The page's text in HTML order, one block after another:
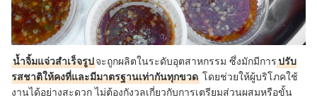
น้ำจิ้มแจ่วสำเร็จรูปจะถูกผลิตในระดับอุตสาหกรรม ซึ่งมักมีการปรับ
รสชาติให้คงที่และมีมาตรฐานเท่ากันทุกขวด โดยช่วยให้ผู้บริโภคใช้
งานได้อย่างสะดวก ไม่ต้องกังวลเกี่ยวกับการเตรียมส่วนผสมหรือขั้น